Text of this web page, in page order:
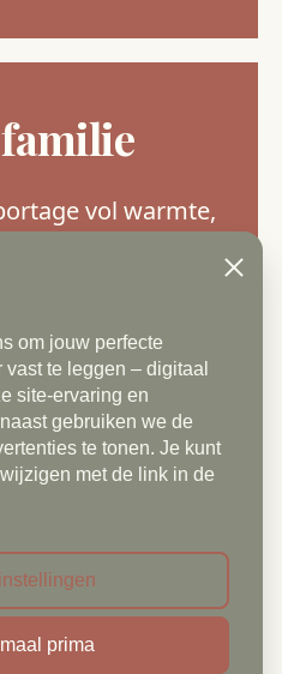
vol warmte,
vooraf om wensen te
1,5 uur
naar keuze
(Den Haag),
bewerkte foto’s
met 10 pagina's)
download in hoge
om jouw perfecte
te leggen – digitaal
site-ervaring en
gebruiken we de
te tonen. Je kunt
met de link in de
Close
prima